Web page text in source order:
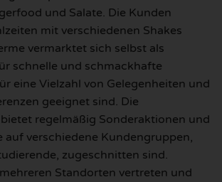
und Salate. Die Kunden
mit verschiedenen Shakes
vermarktet sich selbst als
schnelle und schmackhafte
eine Vielzahl von Gelegenheiten und
geeignet sind. Die
regelmäßig Sonderaktionen und
auf verschiedene Kundengruppen,
zugeschnitten sind.
Standorten vertreten und